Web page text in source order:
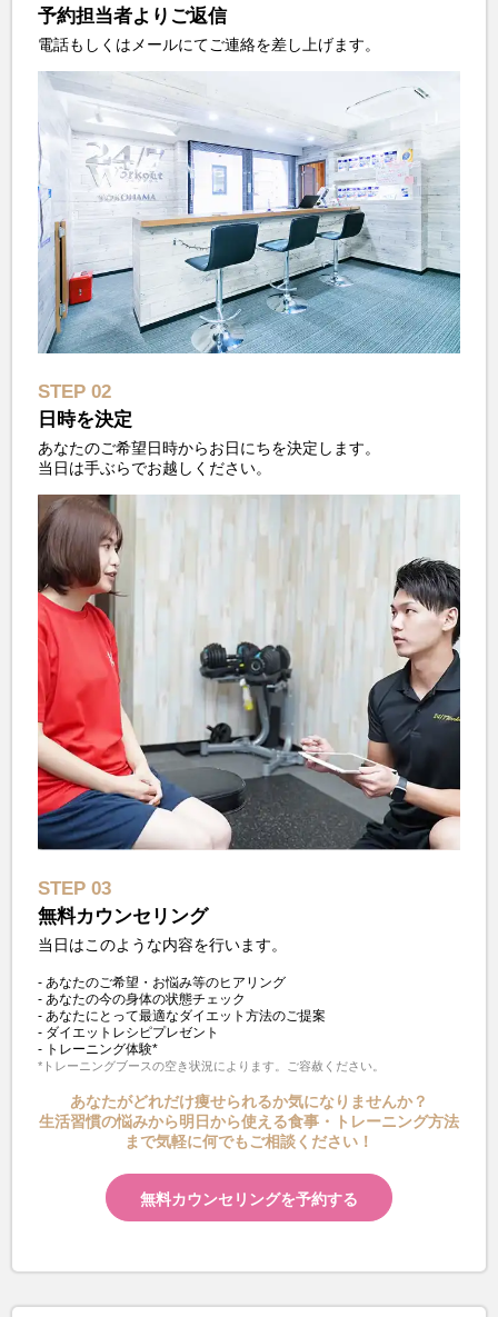
予約担当者よりご返信
電話もしくはメールにてご連絡を差し上げます。
STEP 02
日時を決定
あなたのご希望日時からお日にちを決定します。
当日は手ぶらでお越しください。
STEP 03
無料カウンセリング
当日はこのような内容を行います。
あなたのご希望・お悩み等のヒアリング
あなたの今の身体の状態チェック
あなたにとって最適なダイエット方法のご提案
ダイエットレシピプレゼント
トレーニング体験*
*トレーニングブースの空き状況によります。ご容赦ください。
あなたがどれだけ痩せられるか気になりませんか？
生活習慣の悩みから明日から使える食事・トレーニング方法
まで気軽に何でもご相談ください！
無料カウンセリングを予約する